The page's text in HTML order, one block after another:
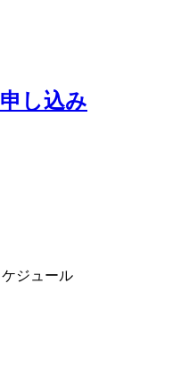
し込み
ジュール